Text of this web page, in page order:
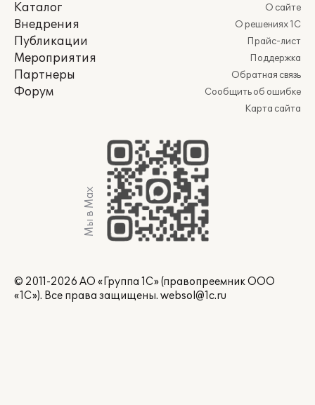
Каталог
Внедрения
Публикации
Мероприятия
Партнеры
Форум
О сайте
О решениях 1С
Прайс-лист
Поддержка
Обратная связь
Сообщить об ошибке
Карта сайта
Мы в Max
© 2011-2026 АО «Группа 1С» (правопреемник ООО
«1С»). Все права защищены. websol@1c.ru